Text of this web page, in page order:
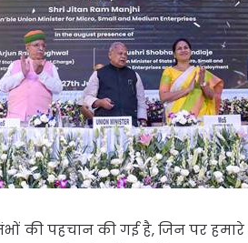
की पहचान की गई है, जिन पर